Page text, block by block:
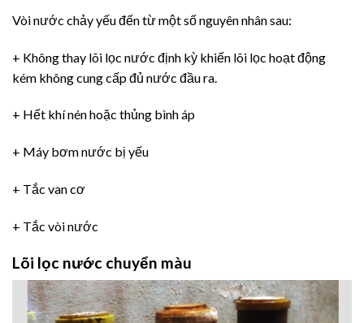
Vòi nước chảy yếu đến từ một số nguyên nhân sau:
+ Không thay lõi lọc nước định kỳ khiến lõi lọc hoạt động
kém không cung cấp đủ nước đầu ra.
+ Hết khí nén hoặc thủng bình áp
+ Máy bơm nước bị yếu
+ Tắc van cơ
+ Tắc vòi nước
Lõi lọc nước chuyển màu